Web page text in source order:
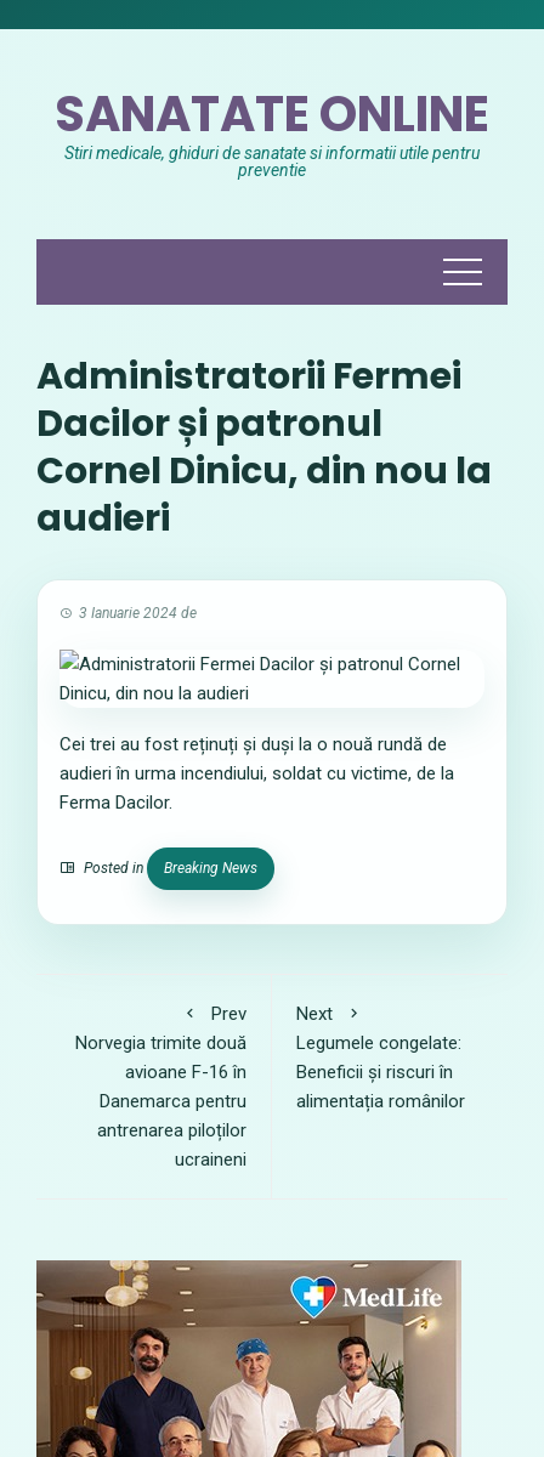
SANATATE ONLINE
Stiri medicale, ghiduri de sanatate si informatii utile pentru
preventie
Administratorii Fermei
Dacilor și patronul
Cornel Dinicu, din nou la
audieri
3 Ianuarie 2024 de
Cei trei au fost reținuți și duși la o nouă rundă de
audieri în urma incendiului, soldat cu victime, de la
Ferma Dacilor.
Posted in Breaking News
Prev
Norvegia trimite două
avioane F-16 în
Danemarca pentru
antrenarea piloților
ucraineni
Next
Legumele congelate:
Beneficii și riscuri în
alimentația românilor